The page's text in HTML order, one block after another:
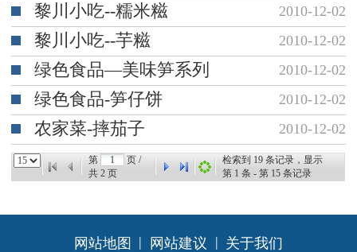
黎川小吃--糯米糍 2010-12-02
黎川小吃--芋糍 2010-12-02
绿色食品—美味笋系列 2010-12-02
绿色食品-笋仔饼 2010-12-02
农家菜-摔茄子 2010-12-02
第
页 /
共2 页
检索到 19 条记录，显示
第 1 条 - 第 15 条记录
网站地图 | 网站建议 | 关于我们